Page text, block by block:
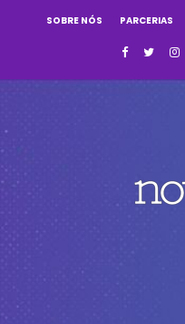
SOBRE NÓS PARCERIAS